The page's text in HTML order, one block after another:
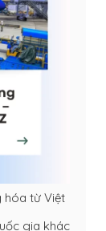
hóa từ Việt
gia khác